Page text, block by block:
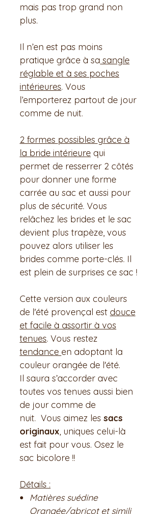
mais pas trop grand non
plus.
Il n’en est pas moins
pratique grâce à sa sangle
réglable et à ses poches
intérieures. Vous
l’emporterez partout de jour
comme de nuit.
2 formes possibles grâce à
la bride intérieure qui
permet de resserrer 2 côtés
pour donner une forme
carrée au sac et aussi pour
plus de sécurité. Vous
relâchez les brides et le sac
devient plus trapèze, vous
pouvez alors utiliser les
brides comme porte-clés. Il
est plein de surprises ce sac !
Cette version aux couleurs
de l'été provençal est douce
et facile à assortir à vos
tenues. Vous restez
tendance en adoptant la
couleur orangée de l'été.
Il saura s’accorder avec
toutes vos tenues aussi bien
de jour comme de
nuit. Vous aimez les sacs
originaux, uniques celui-là
est fait pour vous. Osez le
sac bicolore !!
Détails :
Matières suédine
Orangée/abricot et simili